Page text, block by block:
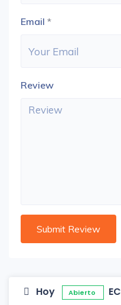
Email *
Review
Hoy Abierto EC